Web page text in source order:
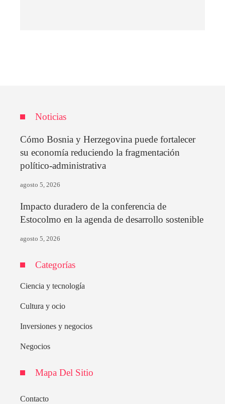
Noticias
Cómo Bosnia y Herzegovina puede fortalecer
su economía reduciendo la fragmentación
político-administrativa
agosto 5, 2026
Impacto duradero de la conferencia de
Estocolmo en la agenda de desarrollo sostenible
agosto 5, 2026
Categorías
Ciencia y tecnología
Cultura y ocio
Inversiones y negocios
Negocios
Mapa Del Sitio
Contacto